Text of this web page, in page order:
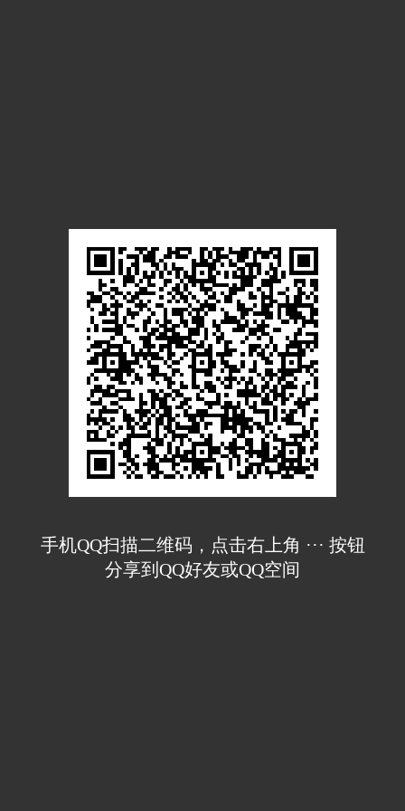
手机QQ扫描二维码，点击右上角 ··· 按钮
分享到QQ好友或QQ空间